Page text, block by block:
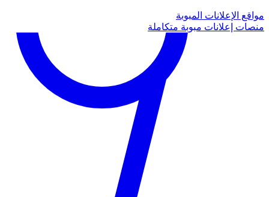
مواقع الإعلانات المبوبة
منصات إعلانات مبوبة متكاملة